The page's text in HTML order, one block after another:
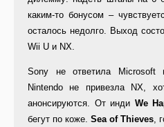
каким-то бонусом –
осталось недолго. Выход
Wii U и NX.
Sony не ответила Microsoft
Nintendo не привезла NX,
анонсируются. От инди We
бегут по коже. Sea of Thieves,